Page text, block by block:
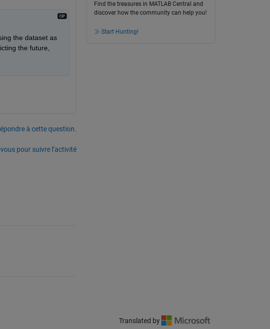
the dataset as
the future,
à cette question.
pour suivre l’activité
Find the treasures in MATLAB Central and
discover how the community can help you!
Start Hunting!
Translated by